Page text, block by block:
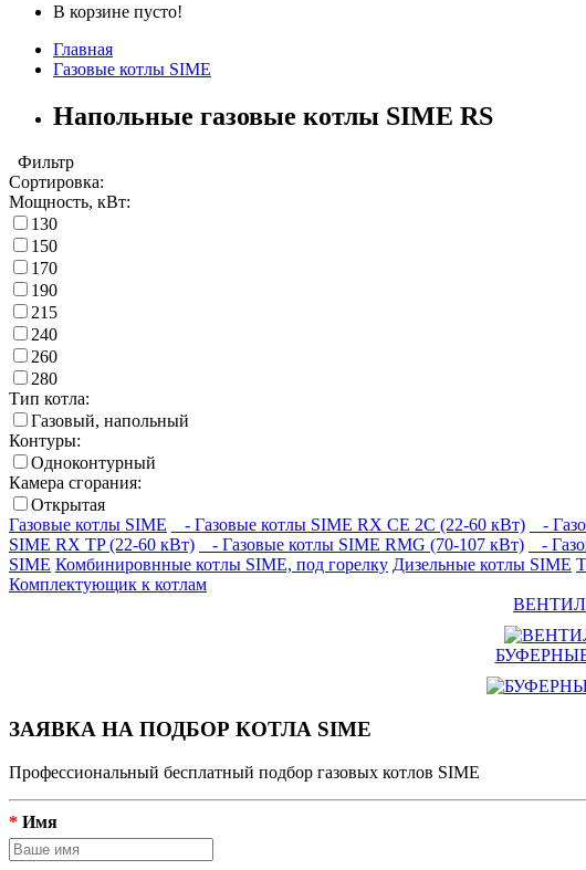
В корзине пусто!
Главная
Газовые котлы SIME
Напольные газовые котлы SIME RS
Фильтр
Сортировка:
Мощность, кВт:
130
150
170
190
215
240
260
280
Тип котла:
Газовый, напольный
Контуры:
Одноконтурный
Камера сгорания:
Открытая
Газовые котлы SIME
- Газовые котлы SIME RX CE 2C (22-60 кВт) -
SIME RX TP (22-60 кВт)
- Газовые котлы SIME RMG (70-107 кВт) -
SIME Комбинировнные котлы SIME, под горелку Дизельные котлы SIME
Комплектующик к котлам
ЗАЯВКА НА ПОДБОР КОТЛА SIME
Профессиональный бесплатный подбор газовых котлов SIME
* Имя